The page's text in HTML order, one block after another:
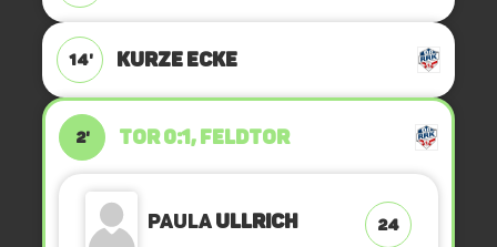
14' KURZE ECKE
2' TOR 0:1, FELDTOR
PaulaUllrich 24